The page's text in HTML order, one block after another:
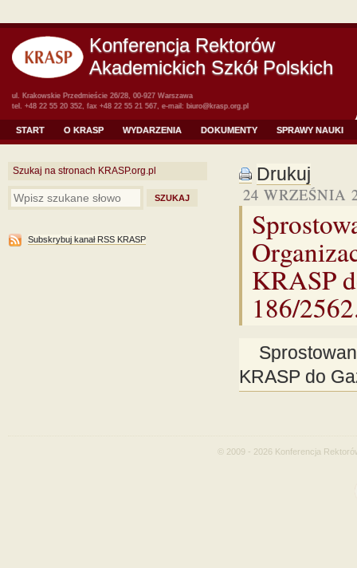
Konferencja Rektorów
Akademickich Szkół Polskich
ul. Krakowskie Przedmieście 26/28, 00-927 Warszawa
tel. +48 22 55 20 352, fax +48 22 55 21 567, e-mail: biuro@krasp.org.pl
START O KRASP WYDARZENIA DOKUMENTY SPRAWY NAUKI
Szukaj na stronach KRASP.org.pl
Subskrybuj kanał RSS KRASP
Drukuj
24 WRZEŚNIA
KRASP
186/
KRASP do
© 2009 - 2026 Konferencja